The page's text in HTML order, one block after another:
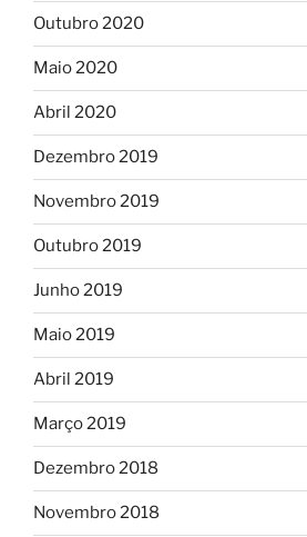
Outubro 2020
Maio 2020
Abril 2020
Dezembro 2019
Novembro 2019
Outubro 2019
Junho 2019
Maio 2019
Abril 2019
Março 2019
Dezembro 2018
Novembro 2018